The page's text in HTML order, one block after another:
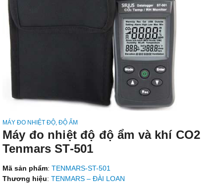
MÁY ĐO NHIỆT ĐỘ, ĐỘ ẨM
Máy đo nhiệt độ độ ẩm và khí CO2
Tenmars ST-501
Mã sản phẩm: TENMARS-ST-501
Thương hiệu: TENMARS – ĐÀI LOAN